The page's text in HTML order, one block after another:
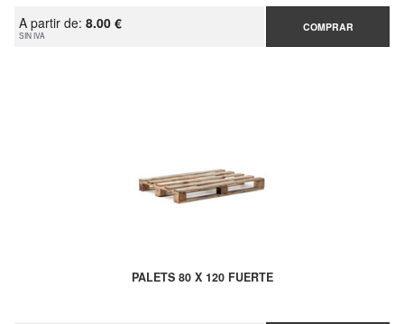
A partir de: 8.00 €
SIN IVA
COMPRAR
PALETS 80 X 120 FUERTE